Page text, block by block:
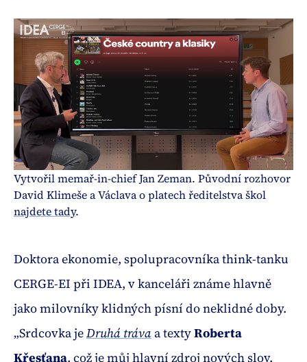
Vytvořil memař-in-chief Jan Zeman. Původní rozhovor
najdete tady.
Doktora ekonomie, spolupracovníka think-tanku
CERGE-EI při IDEA, v kanceláři známe hlavně
jako milovníky klidných písní do neklidné doby.
„Srdcovka jeDruhá tráva a textyRoberta
Křesťana, což je můj hlavní zdroj nových slov.